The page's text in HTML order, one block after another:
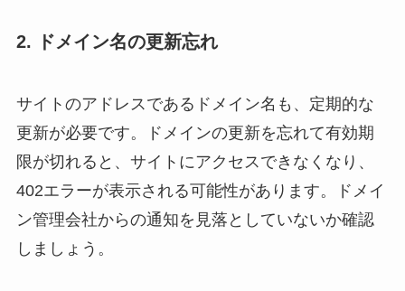
2. ドメイン名の更新忘れ
サイトのアドレスであるドメイン名も、定期的な
更新が必要です。ドメインの更新を忘れて有効期
限が切れると、サイトにアクセスできなくなり、
402エラーが表示される可能性があります。ドメイ
ン管理会社からの通知を見落としていないか確認
しましょう。